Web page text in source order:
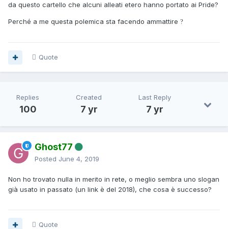
da questo cartello che alcuni alleati etero hanno portato ai Pride?
Perché a me questa polemica sta facendo ammattire ?
Quote
Replies
100
Created
7 yr
Last Reply
7 yr
Ghost77
Posted June 4, 2019
Non ho trovato nulla in merito in rete, o meglio sembra uno slogan
già usato in passato (un link è del 2018), che cosa è successo?
Quote